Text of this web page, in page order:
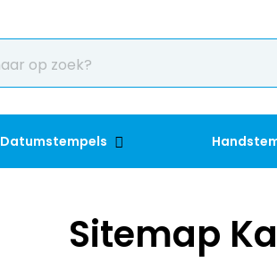
Datumstempels
Sitemap